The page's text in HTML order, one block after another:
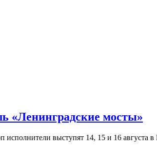
«Ленинградские мосты»
выступят 14, 15 и 16 августа в